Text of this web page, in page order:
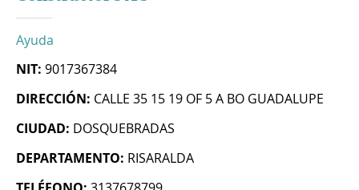
Ayuda
NIT: 9017367384
DIRECCIÓN: CALLE 35 15 19 OF 5 A BO GUADALUPE
CIUDAD: DOSQUEBRADAS
DEPARTAMENTO: RISARALDA